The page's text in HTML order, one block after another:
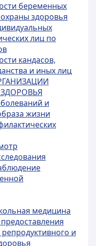
беременных
здоровья
лиц по
кандасов,
и иных лиц
и
жизни
медицина
и